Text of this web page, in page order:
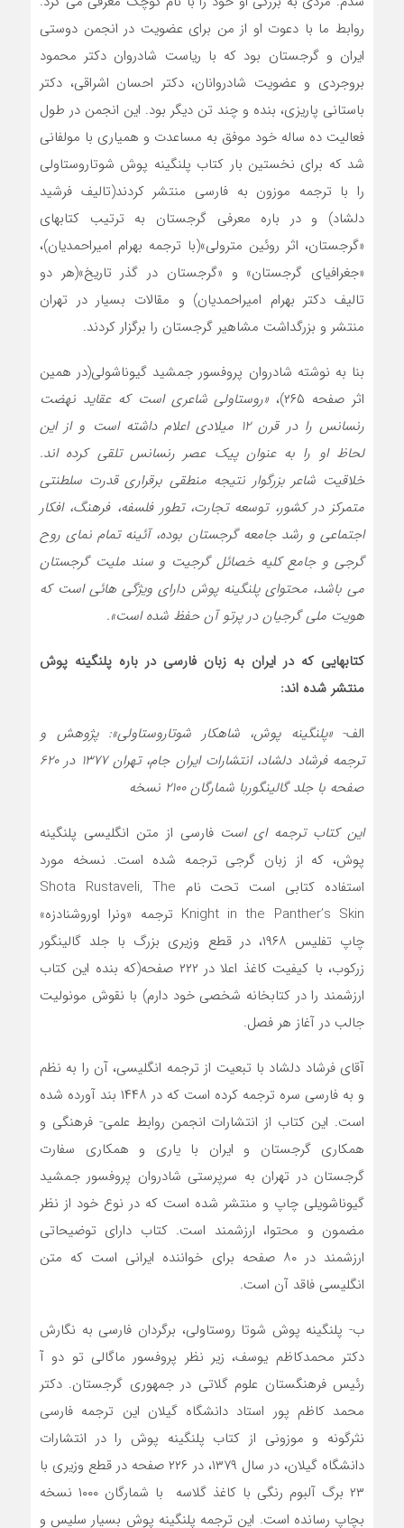
روابط ما با دعوت او از من برای عضویت در انجمن دوستی
ایران و گرجستان بود که با ریاست شادروان دکتر محمود
بروجردی و عضویت شادروانان، دکتر احسان اشراقی، دکتر
باستانی پاریزی، بنده و چند تن دیگر بود. این انجمن در طول
فعالیت ده ساله خود موفق به مساعدت و همیاری با مولفانی
شد که برای نخستین بار کتاب پلنگینه پوش شوتاروستاولی
را با ترجمه موزون به فارسی منتشر کردند(تالیف فرشید
دلشاد) و در باره معرفی گرجستان به ترتیب کتابهای
«گرجستان، اثر روئین مترولی»(با ترجمه بهرام امیراحمدیان)،
«جغرافیای گرجستان» و «گرجستان در گذر تاریخ»(هر دو
تالیف دکتر بهرام امیراحمدیان) و مقالات بسیار در تهران
منتشر و بزرگداشت مشاهیر گرجستان را برگزار کردند.
بنا به نوشته شادروان پروفسور جمشید گیوناشولی(در همین
اثر صفحه ۲۶۵)،
«روستاولی شاعری است که عقاید نهضت
رنسانس را در قرن ۱۲ میلادی اعلام داشته است و از این
لحاظ او را به عنوان پیک عصر رنسانس تلقی کرده اند.
خلاقیت شاعر بزرگوار نتیجه منطقی برقراری قدرت سلطنتی
متمرکز در کشور، توسعه تجارت، تطور فلسفه، فرهنگ، افکار
اجتماعی و رشد جامعه گرجستان بوده، آئینه تمام نمای روح
گرجی و جامع کلیه خصائل گرجیت و سند ملیت گرجستان
می باشد، محتوای پلنگینه پوش دارای ویژگی هائی است که
هویت ملی گرجیان در پرتو آن حفظ شده است».
کتابهایی که در ایران به زبان فارسی در باره پلنگینه پوش
منتشر شده اند:
الف-«پلنگینه پوش، شاهکار شوتاروستاولی»: پژوهش و
ترجمه فرشاد دلشاد، انتشارات ایران جام، تهران ۱۳۷۷
در ۶۲۰
صفحه با جلد گالینگوربا شمارگان ۲۱۰۰ نسخه
این کتاب ترجمه ای است فارسی از متن انگلیسی پلنگینه
پوش، که از زبان گرجی ترجمه شده است. نسخه مورد
استفاده کتابی است تحت نام Shota Rustaveli, The
Knight in the Panther’s Skin ترجمه «ونرا اوروشنادزه»
چاپ تفلیس ۱۹۶۸، در قطع وزیری بزرگ با جلد گالینگور
زرکوب، با کیفیت کاغذ اعلا در ۲۲۲ صفحه(که بنده این کتاب
ارزشمند را در کتابخانه شخصی خود دارم) با نقوش مونولیت
جالب در آغاز هر فصل.
آقای فرشاد دلشاد با تبعیت از ترجمه انگلیسی، آن را به نظم
و به فارسی سره ترجمه کرده است که در ۱۴۴۸ بند آورده شده
است. این کتاب از انتشارات انجمن روابط علمی- فرهنگی و
همکاری گرجستان و ایران با یاری و همکاری سفارت
گرجستان در تهران به سرپرستی شادروان پروفسور جمشید
گیوناشویلی چاپ و منتشر شده است که در نوع خود از نظر
مضمون و محتوا، ارزشمند است. کتاب دارای توضیحاتی
ارزشمند در ۸۰ صفحه برای خواننده ایرانی است که متن
انگلیسی فاقد آن است.
ب- پلنگینه پوش شوتا روستاولی، برگردان فارسی به نگارش
دکتر محمدکاظم یوسف، زیر نظر پروفسور ماگالی تو دو آ
رئیس فرهنگستان علوم گلاتی در جمهوری گرجستان. دکتر
محمد کاظم پور استاد دانشگاه گیلان این ترجمه فارسی
نثرگونه و موزونی از کتاب پلنگینه پوش را در انتشارات
دانشگاه گیلان، در سال ۱۳۷۹، در ۲۲۶ صفحه در قطع وزیری با
۲۳ برگ آلبوم رنگی با کاغذ گلاسه با شمارگان ۱۰۰۰ نسخه
بچاپ رسانده است. این ترجمه پلنگینه پوش بسیار سلیس و